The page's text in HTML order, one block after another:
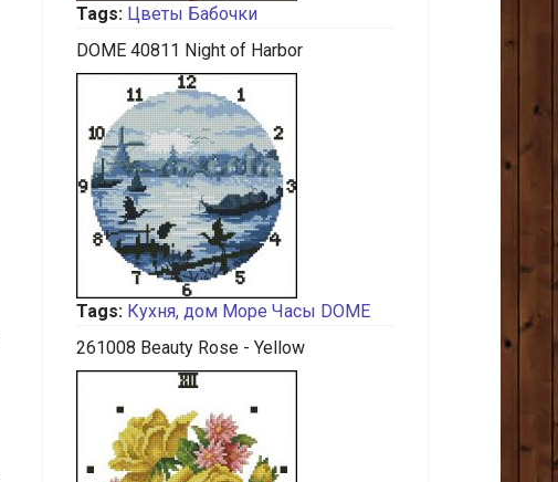
Tags: Цветы Бабочки
DOME 40811 Night of Harbor
Tags: Кухня, дом Море Часы DOME
261008 Beauty Rose - Yellow